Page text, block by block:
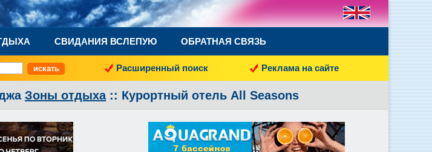
СВИДАНИЯ ВСЛЕПУЮ ОБРАТНАЯ СВЯЗЬ
Расширенный поиск Реклама на сайте
Зоны отдыха:: Курортный отель All Seasons